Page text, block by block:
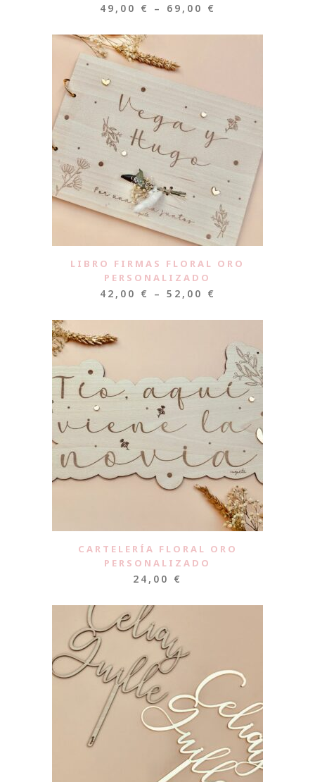
49,00 € – 69,00 €
LIBRO FIRMAS FLORAL ORO
PERSONALIZADO
42,00 € – 52,00 €
CARTELERÍA FLORAL ORO
PERSONALIZADO
24,00 €